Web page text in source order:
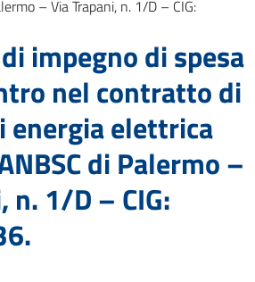
– Via Trapani, n. 1/D – CIG:
impegno di spesa
nel contratto di
elettrica
di Palermo –
n. 1/D – CIG: